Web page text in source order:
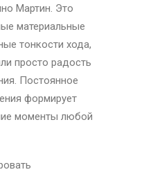
Мартин. Это
материальные
тонкости хода,
просто радость
Постоянное
формирует
моменты любой